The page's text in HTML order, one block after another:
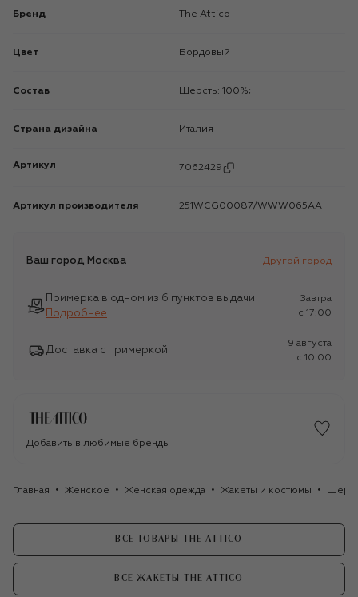
Бренд The Attico
Цвет Бордовый
Состав Шерсть: 100%;
Страна дизайна Италия
Артикул 7062429
Артикул производителя 251WCG00087/WWW065AA
Ваш город Москва Другой город
Примерка в одном из 6 пунктов выдачи
Подробнее
Завтра
c 17:00
Доставка с примеркой
9 августа
c 10:00
Добавить в любимые бренды
Главная Женское Женская одежда Жакеты и костюмы
ВСЕ ТОВАРЫ THE ATTICO
ВСЕ ЖАКЕТЫ THE ATTICO